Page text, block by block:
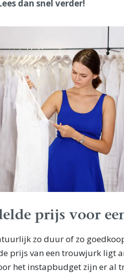
dan snel verder!
prijs voor
zo duur of zo
prijs van een trouwjurk ligt
het instapbudget zijn er al